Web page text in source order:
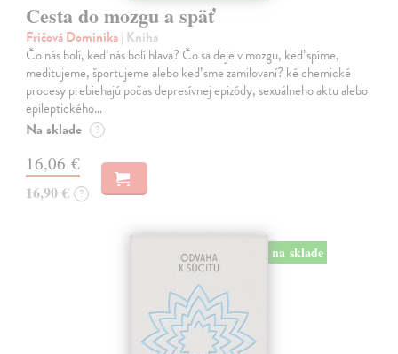
Cesta do mozgu a späť
Fričová Dominika| Kniha
Čo nás bolí, keď nás bolí hlava? Čo sa deje v mozgu, keď spíme,
meditujeme, športujeme alebo keď sme zamilovaní? ké chemické
procesy prebiehajú počas depresívnej epizódy, sexuálneho aktu alebo
epileptického…
Na sklade ?
16,06 €
16,90 € ?
na sklade